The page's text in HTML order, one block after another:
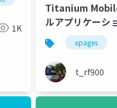
1K
Titanium
ルアプリケーシ
携(公開資料)
xpages
t_rf900